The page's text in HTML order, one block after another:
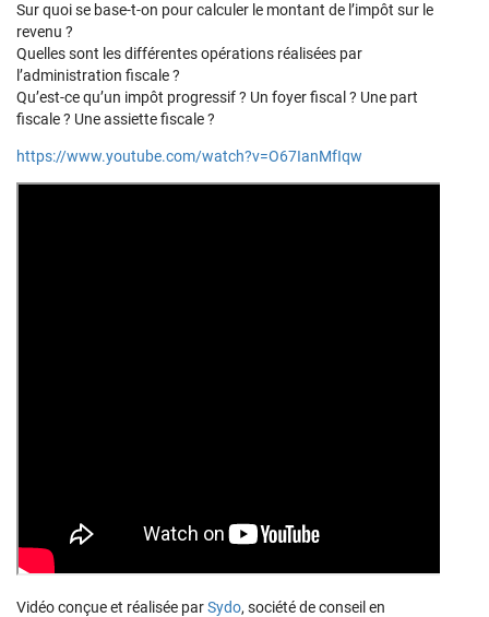
Sur quoi se base-t-on pour calculer le montant de l’impôt sur le
revenu ?
Quelles sont les différentes opérations réalisées par
l’administration fiscale ?
Qu’est-ce qu’un impôt progressif ? Un foyer fiscal ? Une part
fiscale ? Une assiette fiscale ?
https://www.youtube.com/watch?v=O67IanMfIqw
Vidéo conçue et réalisée parSydo, société de conseil en